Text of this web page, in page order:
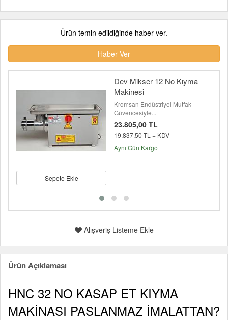
Ürün temin edildiğinde haber ver.
Haber Ver
Sepete Ekle
Dev Mikser 12 No Kıyma
Makinesi
Kromsan Endüstriyel Mutfak
Güvencesiyle...
23.805,00 TL
19.837,50 TL + KDV
Aynı Gün Kargo
Alışveriş Listeme Ekle
Ürün Açıklaması
HNC 32 NO KASAP ET KIYMA
MAKİNASI PASLANMAZ İMALATTAN?